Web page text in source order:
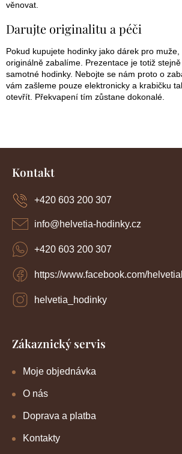
věnovat.
Darujte originalitu a péči
Pokud kupujete hodinky jako dárek pro
originálně zabalíme. Prezentace je totiž
samotné hodinky. Nebojte se nám proto o
vám zašleme pouze elektronicky a krabičku
otevřít. Překvapení tím zůstane dokonalé.
Z
Kontakt
info@helvetia-hodinky.cz
+420 603 200 307
https://www.facebook.com/
helvetia_hodinky
+420 603 200 307
Zákaznický servis
Moje objednávka
O nás
Doprava a platba
Kontakty